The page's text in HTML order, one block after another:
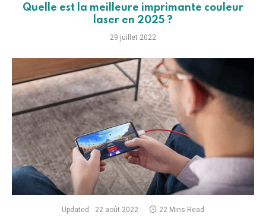
Quelle est la meilleure imprimante couleur
laser en 2025 ?
29 juillet 2022
Updated: 22 août 2022 22 Mins Read